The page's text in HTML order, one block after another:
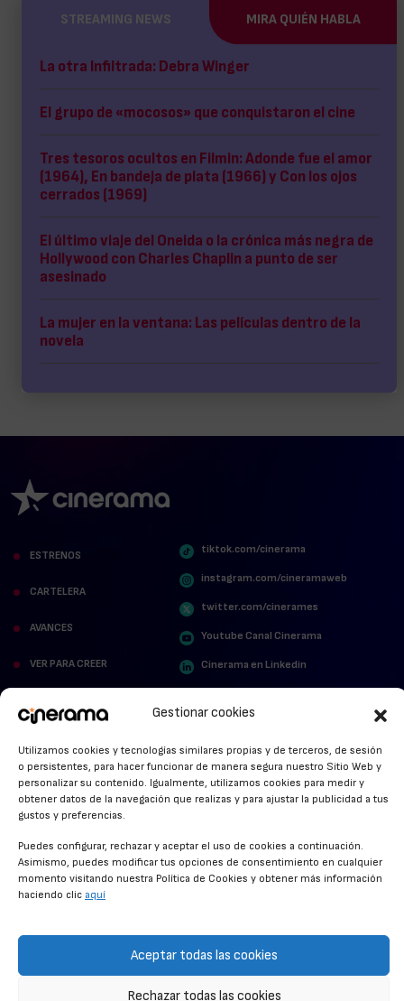
Gestionar cookies
Utilizamos cookies y tecnologías similares propias y de terceros, de sesión
o persistentes, para hacer funcionar de manera segura nuestro Sitio Web y
personalizar su contenido. Igualmente, utilizamos cookies para medir y
obtener datos de la navegación que realizas y para ajustar la publicidad a tus
gustos y preferencias.
Puedes configurar, rechazar y aceptar el uso de cookies a continuación.
Asimismo, puedes modificar tus opciones de consentimiento en cualquier
momento visitando nuestra Política de Cookies y obtener más información
haciendo clic aquí
Aceptar todas las cookies
Rechazar todas las cookies
STREAMING NEWS MIRA QUIÉN HABLA
La otra Infiltrada: Debra Winger
El grupo de «mocosos» que conquistaron el cine
Tres tesoros ocultos en Filmin: Adonde fue el amor
(1964), En bandeja de plata (1966) y Con los ojos
cerrados (1969)
El último viaje del Oneida o la crónica más negra de
Hollywood con Charles Chaplin a punto de ser
asesinado
La mujer en la ventana: Las películas dentro de la
novela
ESTRENOS
CARTELERA
AVANCES
VER PARA CREER
ALFOMBRA ROJA
tiktok.com/cinerama
instagram.com/cineramaweb
twitter.com/cinerames
Youtube Canal Cinerama
Cinerama en Linkedin
CONDICIONES GENERALES
CONTACTO